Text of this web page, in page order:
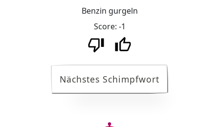
Benzin gurgeln
Score: -1
Nächstes Schimpfwort